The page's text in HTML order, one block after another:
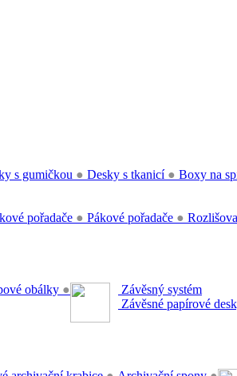
s gumičkou ● Desky s tkanicí ● Boxy na
pořadače ● Pákové pořadače ●
obálky ●
Závěsný systém
Závěsné papírové